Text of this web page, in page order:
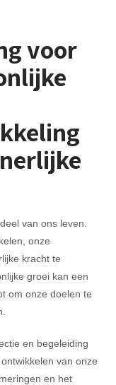
voor
van ons leven.
onze
kracht te
groei kan een
om onze doelen te
en begeleiding
van onze
en het